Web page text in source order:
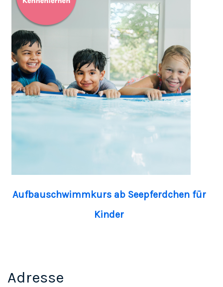
Aufbauschwimmkurs ab Seepferdchen für
Kinder
Adresse